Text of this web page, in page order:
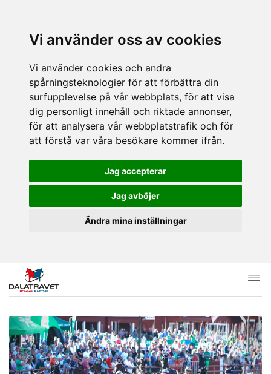
Vi använder oss av cookies
Vi använder cookies och andra
spårningsteknologier för att förbättra din
surfupplevelse på vår webbplats, för att visa
dig personligt innehåll och riktade annonser,
för att analysera vår webbplatstrafik och för
att förstå var våra besökare kommer ifrån.
Jag accepterar
Jag avböjer
Ändra mina inställningar